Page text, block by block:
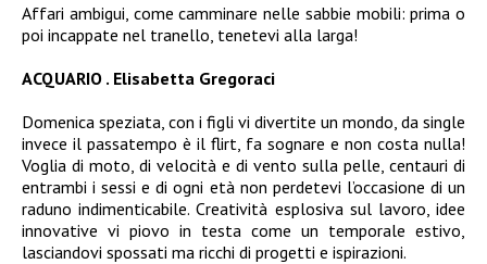
Affari ambigui, come camminare nelle sabbie mobili: prima o
poi incappate nel tranello, tenetevi alla larga!
ACQUARIO . Elisabetta Gregoraci
Domenica speziata, con i figli vi divertite un mondo, da single
invece il passatempo è il flirt, fa sognare e non costa nulla!
Voglia di moto, di velocità e di vento sulla pelle, centauri di
entrambi i sessi e di ogni età non perdetevi l’occasione di un
raduno indimenticabile. Creatività esplosiva sul lavoro, idee
innovative vi piovo in testa come un temporale estivo,
lasciandovi spossati ma ricchi di progetti e ispirazioni.